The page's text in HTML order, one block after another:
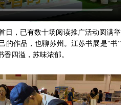
日，已有数十场阅读推广活动圆满举
的作品，也聊苏州。江苏书展是“书”
四溢，苏味浓郁。